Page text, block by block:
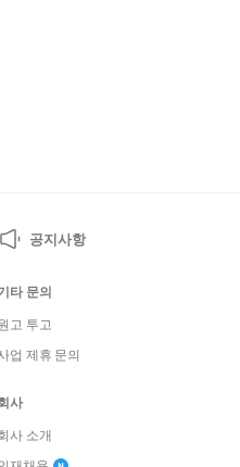
공지사항
타 문의
고 투고
업 제휴 문의
사
사 소개